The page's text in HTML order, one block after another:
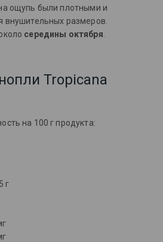
ощупь были плотными и
внушительных размеров.
середины октября
Tropicana
на 100 г продукта:
г